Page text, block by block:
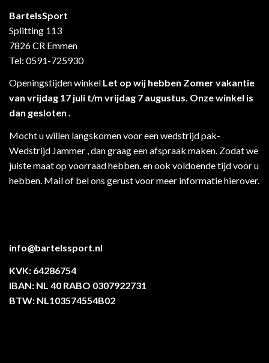
BartelsSport
Splitting 113
7826 CR Emmen
Tel: 0591-725930
Openingstijden winkel Let op wij hebben Zomer vakantie
van vrijdag 17 juli t/m vrijdag 7 augustus. Onze winkel is
dan gesloten .
Mocht u willen langskomen voor een wedstrijd pak-
Wedstrijd Jammer , dan graag een afspraak maken. Zodat we
juiste maat op voorraad hebben. en ook voldoende tijd voor u
hebben. Mail of bel ons gerust voor meer informatie hierover.
info@bartelssport.nl
KVK: 64286754
IBAN: NL 40 RABO 0307922731
BTW: NL103574554B02